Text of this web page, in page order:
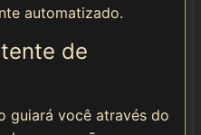
automatizado.
de
guiará você através do